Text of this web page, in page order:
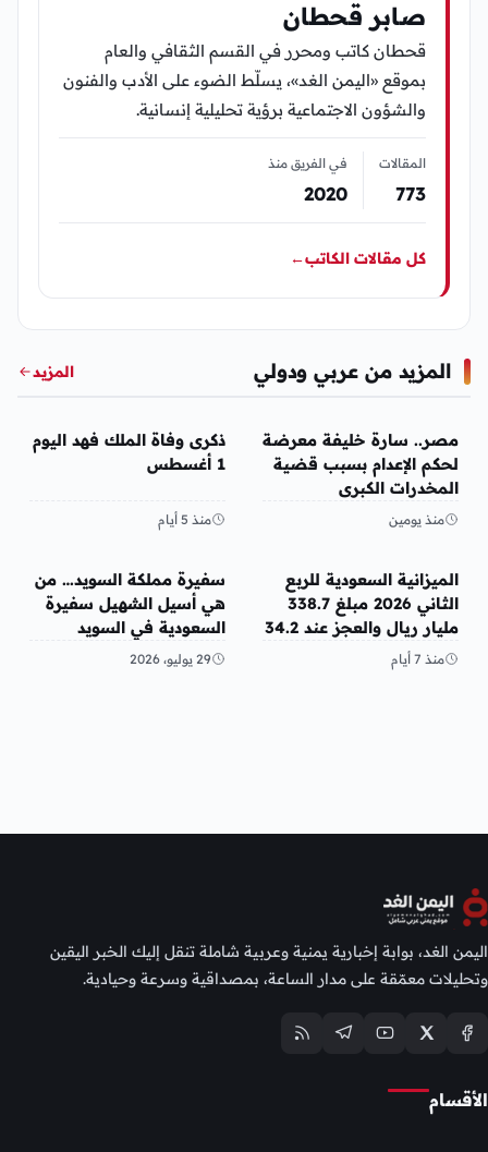
صابر قحطان
قحطان كاتب ومحرر في القسم الثقافي والعام
بموقع «اليمن الغد»، يسلّط الضوء على الأدب والفنون
والشؤون الاجتماعية برؤية تحليلية إنسانية.
المقالات
773
في الفريق منذ
2020
كل مقالات الكاتب←
المزيد من عربي ودولي المزيد
مصر.. سارة خليفة معرضة
لحكم الإعدام بسبب قضية
المخدرات الكبرى
منذ يومين
عربي ودولي
ذكرى وفاة الملك فهد اليوم
1 أغسطس
منذ 5 أيام
عربي ودولي
الميزانية السعودية للربع
الثاني 2026 مبلغ 338.7
مليار ريال والعجز عند 34.2
مليار ريال
منذ 7 أيام
عربي ودولي
سفيرة مملكة السويد… من
هي أسيل الشهيل سفيرة
السعودية في السويد
29 يوليو، 2026
اليمن الغد، بوابة إخبارية يمنية وعربية شاملة تنقل إليك الخبر اليقين
وتحليلات معمّقة على مدار الساعة، بمصداقية وسرعة وحيادية.
الأقسام